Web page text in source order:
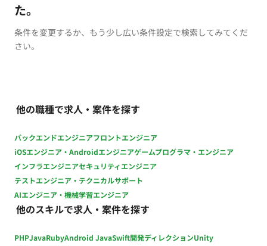
た。
条件を変更するか、もう少し広い条件設定で検索してみてくだ
さい。
他の職種で求人・案件を探す
バックエンドエンジニアフロントエンジニア
iOSエンジニア・Androidエンジニアゲームプログラマ・エンジニア
インフラエンジニアセキュリティエンジニア
テストエンジニア・テクニカルサポート
AIエンジニア・機械学習エンジニア
他のスキルで求人・案件を探す
PHPJavaRubyAndroid JavaSwift開発ディレクションUnity